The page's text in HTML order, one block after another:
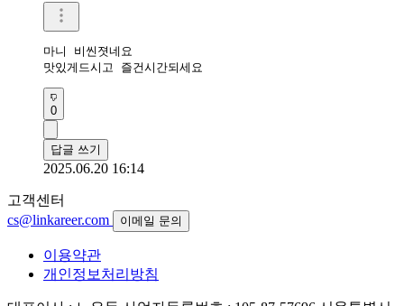
마니 비씬졋네요
맛있게드시고 즐건시간되세요
0
답글 쓰기
2025.06.20 16:14
고객센터
cs@linkareer.com
이메일 문의
이용약관
개인정보처리방침